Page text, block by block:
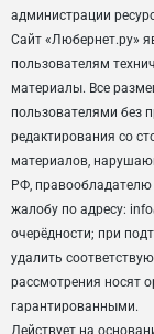
администрации
Сайт «Любернет.ру»
пользователям
материалы. Все
пользователями без
редактирования со
материалов,
РФ, правообладателю
жалобу по адресу:
очерёдности; при
удалить
рассмотрения носят
гарантированными.
Действует на